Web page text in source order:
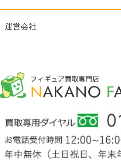
運営会社